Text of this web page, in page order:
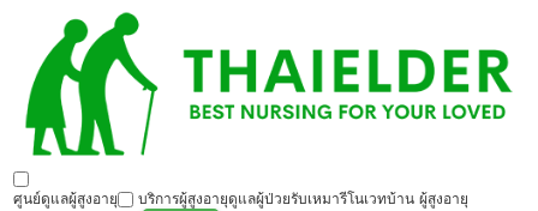
ศูนย์ดูแลผู้สูงอายุ บริการผู้สูงอายุดูแลผู้ป่วยรับเหมารีโนเวทบ้าน ผู้สูงอายุ